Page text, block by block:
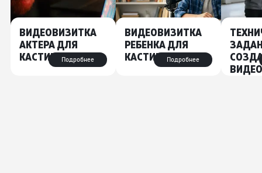
ВИДЕОВИЗИТКА
АКТЕРА ДЛЯ
КАСТИНГАПодробнее
ВИДЕОВИЗИТКА
РЕБЕНКА ДЛЯ
КАСТИНГАПодробнее